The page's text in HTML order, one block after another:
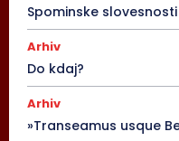
Spominske
Arhiv
Do kdaj?
Arhiv
»Transeamus usque